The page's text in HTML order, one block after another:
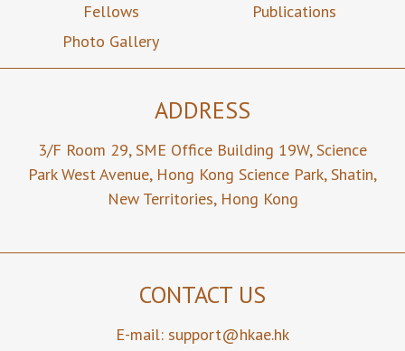
Fellows
Photo Gallery
Publications
ADDRESS
3/F Room 29,SME Office Building 19W,Science
Park West Avenue, Hong Kong Science Park,Shatin,
New Territories, Hong Kong
CONTACT US
E-mail: support@hkae.hk